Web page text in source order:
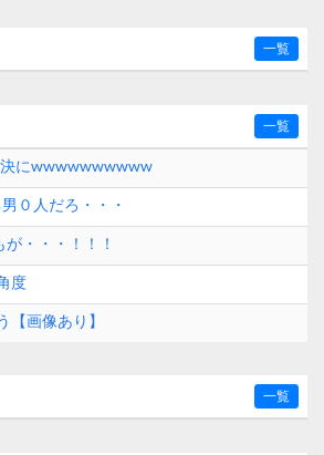
一覧
一覧
決にwwwwwwwwww
０人だろ・・・
・・・！！！
度
【画像あり】
一覧